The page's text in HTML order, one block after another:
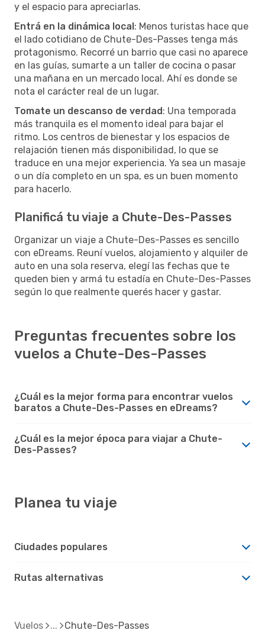
y el espacio para apreciarlas.
Entrá en la dinámica local: Menos turistas hace que
el lado cotidiano de Chute-Des-Passes tenga más
protagonismo. Recorré un barrio que casi no aparece
en las guías, sumarte a un taller de cocina o pasar
una mañana en un mercado local. Ahí es donde se
nota el carácter real de un lugar.
Tomate un descanso de verdad: Una temporada
más tranquila es el momento ideal para bajar el
ritmo. Los centros de bienestar y los espacios de
relajación tienen más disponibilidad, lo que se
traduce en una mejor experiencia. Ya sea un masaje
o un día completo en un spa, es un buen momento
para hacerlo.
Planificá tu viaje a Chute-Des-Passes
Organizar un viaje a Chute-Des-Passes es sencillo
con eDreams. Reuní vuelos, alojamiento y alquiler de
auto en una sola reserva, elegí las fechas que te
queden bien y armá tu estadía en Chute-Des-Passes
según lo que realmente querés hacer y gastar.
Preguntas frecuentes sobre los
vuelos a Chute-Des-Passes
¿Cuál es la mejor forma para encontrar vuelos
baratos a Chute-Des-Passes en eDreams?
¿Cuál es la mejor época para viajar a Chute-
Des-Passes?
Planea tu viaje
Ciudades populares
Rutas alternativas
Vuelos Chute-Des-Passes